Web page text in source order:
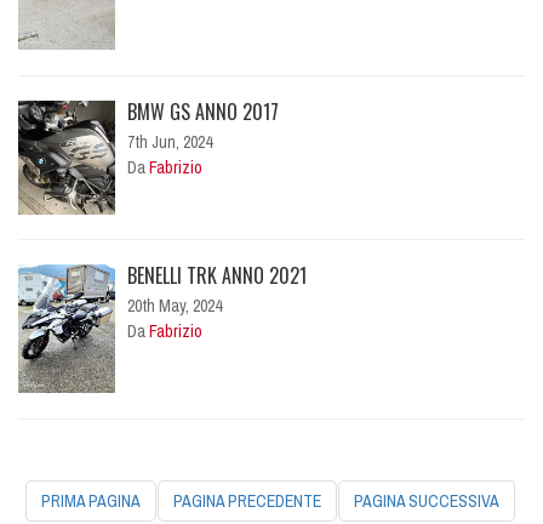
BMW GS ANNO 2017
7th Jun, 2024
DaFabrizio
BENELLI TRK ANNO 2021
20th May, 2024
DaFabrizio
PRIMA PAGINA PAGINA PRECEDENTE PAGINA SUCCESSIVA